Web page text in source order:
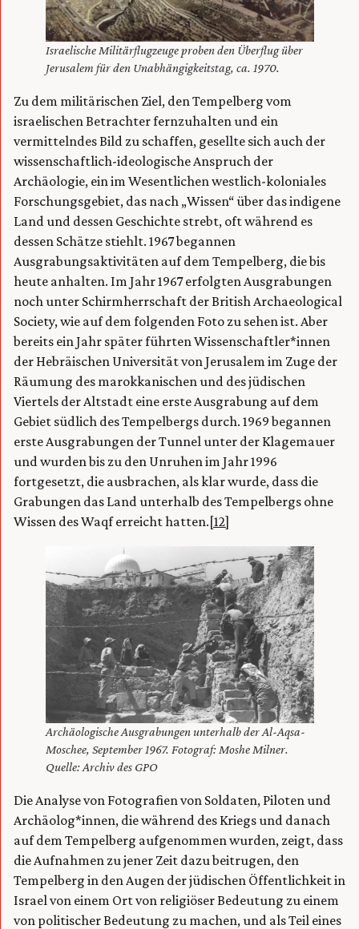
Israelische Militärflugzeuge proben den Überflug über
Jerusalem für den Unabhängigkeitstag, ca. 1970.
Zu dem militärischen Ziel, den Tempelberg vom
israelischen Betrachter fernzuhalten und ein
vermittelndes Bild zu schaffen, gesellte sich auch der
wissenschaftlich-ideologische Anspruch der
Archäologie, ein im Wesentlichen westlich-koloniales
Forschungsgebiet, das nach „Wissen“ über das indigene
Land und dessen Geschichte strebt, oft während es
dessen Schätze stiehlt. 1967 begannen
Ausgrabungsaktivitäten auf dem Tempelberg, die bis
heute anhalten. Im Jahr 1967 erfolgten Ausgrabungen
noch unter Schirmherrschaft der British Archaeological
Society, wie auf dem folgenden Foto zu sehen ist. Aber
bereits ein Jahr später führten Wissenschaftler*innen
der Hebräischen Universität von Jerusalem im Zuge der
Räumung des marokkanischen und des jüdischen
Viertels der Altstadt eine erste Ausgrabung auf dem
Gebiet südlich des Tempelbergs durch. 1969 begannen
erste Ausgrabungen der Tunnel unter der Klagemauer
und wurden bis zu den Unruhen im Jahr 1996
fortgesetzt, die ausbrachen, als klar wurde, dass die
Grabungen das Land unterhalb des Tempelbergs ohne
Wissen des Waqf erreicht hatten.[12]
Archäologische Ausgrabungen unterhalb der Al-Aqsa-
Moschee, September 1967. Fotograf: Moshe Milner.
Quelle: Archiv des GPO
Die Analyse von Fotografien von Soldaten, Piloten und
Archäolog*innen, die während des Kriegs und danach
auf dem Tempelberg aufgenommen wurden, zeigt, dass
die Aufnahmen zu jener Zeit dazu beitrugen, den
Tempelberg in den Augen der jüdischen Öffentlichkeit in
Israel von einem Ort von religiöser Bedeutung zu einem
von politischer Bedeutung zu machen, und als Teil eines